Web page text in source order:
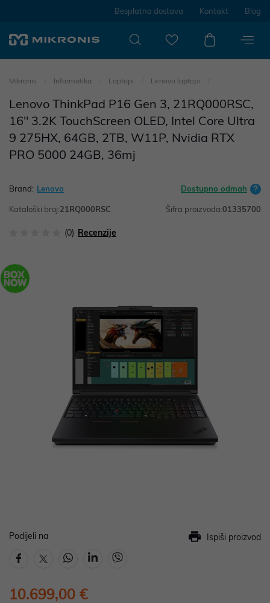
Besplatna dostava Kontakt Blog
Mikronis Informatika Laptopi Lenovo laptopi
Lenovo ThinkPad P16 Gen 3, 21RQ000RSC,
16" 3.2K TouchScreen OLED, Intel Core Ultra
9 275HX, 64GB, 2TB, W11P, Nvidia RTX
PRO 5000 24GB, 36mj
Brand: Lenovo Dostupno odmah
Kataloški broj:21RQ000RSC Šifra proizvoda:01335700
(0) Recenzije
Podijeli na Ispiši proizvod
10.699,00 €